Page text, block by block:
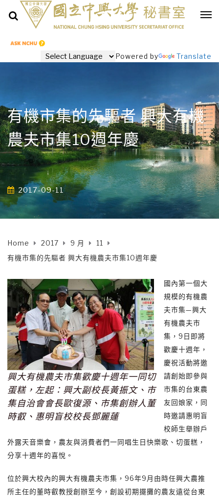
Powered by Translate
有機市集的先驅者 興大有機
農夫市集10週年慶
2017-09-11
Home 2017 9 月
11
有機市集的先驅者 興大有機農夫市集10週年慶
興大有機農夫市集歡慶十週年一同切
蛋糕，左起：興大副校長黃振文、市
集自治會會長歐復源、市集創辦人董
時叡、惠明盲校校長鄧麗蓮
國內第一個大
規模的有機農
夫市集—興大
有機農夫市
集，9日即將
歡慶十週年，
慶祝活動將邀
請創始即參與
市集的台東農
友回娘家，同
時邀請惠明盲
校師生舉辦戶
外露天音樂會，農友與消費者們一同唱生日快樂歌、切蛋糕，
分享十週年的喜悅。
位於興大校內的興大有機農夫市集，96年9月由時任興大農推
所主任的董時叡教授創辦至今，創設初期擺攤的農友遠從台東